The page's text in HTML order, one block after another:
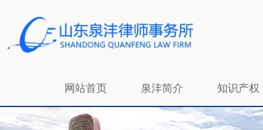
网站首页 泉沣简介 知识产权
招贤纳士